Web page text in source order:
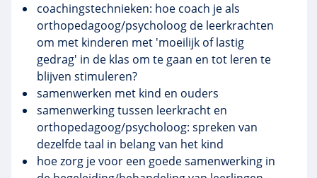
coachingstechnieken: hoe coach je als
orthopedagoog/psycholoog de leerkrachten
om met kinderen met 'moeilijk of lastig
gedrag' in de klas om te gaan en tot leren te
blijven stimuleren?
samenwerken met kind en ouders
samenwerking tussen leerkracht en
orthopedagoog/psycholoog: spreken van
dezelfde taal in belang van het kind
hoe zorg je voor een goede samenwerking in